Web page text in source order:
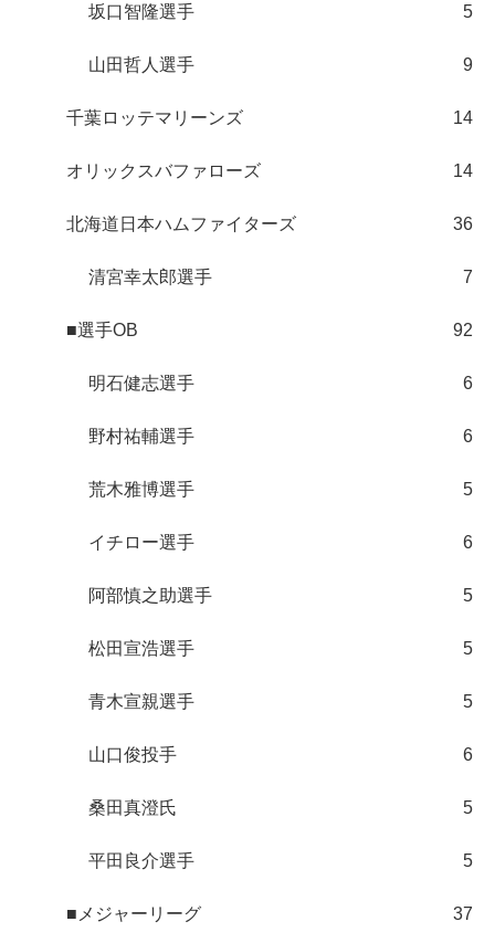
坂口智隆選手 5
山田哲人選手 9
千葉ロッテマリーンズ 14
オリックスバファローズ 14
北海道日本ハムファイターズ 36
清宮幸太郎選手 7
■選手OB 92
明石健志選手 6
野村祐輔選手 6
荒木雅博選手 5
イチロー選手 6
阿部慎之助選手 5
松田宣浩選手 5
青木宣親選手 5
山口俊投手 6
桑田真澄氏 5
平田良介選手 5
■メジャーリーグ 37